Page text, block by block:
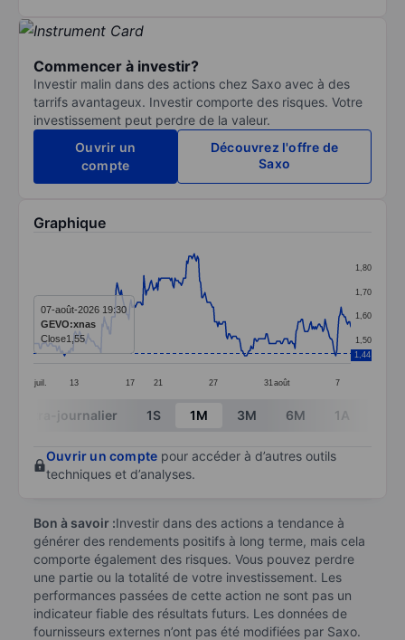
Commencer à investir?
Investir malin dans des actions chez Saxo avec à des
tarrifs avantageux. Investir comporte des risques. Votre
investissement peut perdre de la valeur.
Ouvrir un
compte
Découvrez l'offre de
Saxo
Graphique
Line chart with 297 data points.
The chart has 1 X axis displaying categories.
The chart has 1 Y axis displaying values. Data ranges
juil. 13 17 21 27 31 août 7
1,50
1,60
1,70
1,80
1,44
07-août-2026 19:30
GEVO:xnas
Close1,55
End of interactive chart.
Intra-journalier 1S 1M 3M 6M 1A
Ouvrir un compte pour accéder à d’autres outils
techniques et d’analyses.
Bon à savoir :Investir dans des actions a tendance à
générer des rendements positifs à long terme, mais cela
comporte également des risques. Vous pouvez perdre
une partie ou la totalité de votre investissement. Les
performances passées de cette action ne sont pas un
indicateur fiable des résultats futurs. Les données de
fournisseurs externes n’ont pas été modifiées par Saxo.